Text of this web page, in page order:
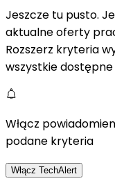
Jeszcze tu pusto.
aktualne oferty
Rozszerz kryteria
wszystkie dostępne
Włącz
podane kryteria
Włącz TechAlert